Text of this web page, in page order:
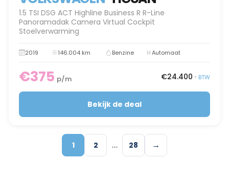
1.5 TSI DSG ACT Highline Business R R-Line
Panoramadak Camera Virtual Cockpit
Stoelverwarming
2019 146.004 km Benzine Automaat
€375 p/m €24.400 • BTW
Bekijk de deal
1 2 … 28 →